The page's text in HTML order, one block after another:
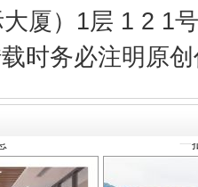
厦）1层 1 2 1
时务必注明原